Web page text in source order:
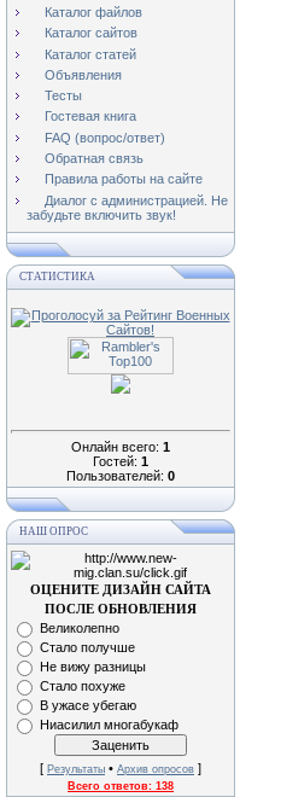
Каталог файлов
Каталог сайтов
Каталог статей
Объявления
Тесты
Гостевая книга
FAQ (вопрос/ответ)
Обратная связь
Правила работы на сайте
Диалог с администрацией. Не
забудьте включить звук!
СТАТИСТИКА
Онлайн всего: 1
Гостей: 1
Пользователей: 0
НАШ ОПРОС
ОЦЕНИТЕ ДИЗАЙН САЙТА
ПОСЛЕ ОБНОВЛЕНИЯ
Великолепно
Стало получше
Не вижу разницы
Стало похуже
В ужасе убегаю
Ниасилил многабукаф
[ Результаты • Архив опросов ]
Всего ответов: 138